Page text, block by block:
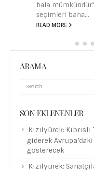
hala
seçimleri bana...
READ MORE
ARAMA
SON EKLENENLER
Kızılyürek:
giderek Avrupa’daki
gösterecek
Kızılyürek: